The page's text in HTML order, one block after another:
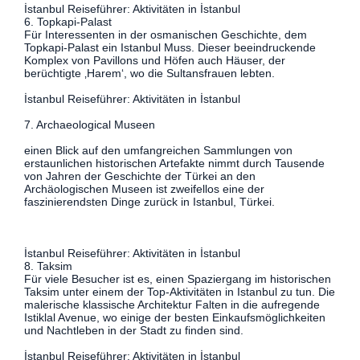
İstanbul Reiseführer: Aktivitäten in İstanbul
6. Topkapi-Palast
Für Interessenten in der osmanischen Geschichte, dem
Topkapi-Palast ein Istanbul Muss. Dieser beeindruckende
Komplex von Pavillons und Höfen auch Häuser, der
berüchtigte ‚Harem‘, wo die Sultansfrauen lebten.
İstanbul Reiseführer: Aktivitäten in İstanbul
7. Archaeological Museen
einen Blick auf den umfangreichen Sammlungen von
erstaunlichen historischen Artefakte nimmt durch Tausende
von Jahren der Geschichte der Türkei an den
Archäologischen Museen ist zweifellos eine der
faszinierendsten Dinge zurück in Istanbul, Türkei.
İstanbul Reiseführer: Aktivitäten in İstanbul
8. Taksim
Für viele Besucher ist es, einen Spaziergang im historischen
Taksim unter einem der Top-Aktivitäten in Istanbul zu tun. Die
malerische klassische Architektur Falten in die aufregende
Istiklal Avenue, wo einige der besten Einkaufsmöglichkeiten
und Nachtleben in der Stadt zu finden sind.
İstanbul Reiseführer: Aktivitäten in İstanbul